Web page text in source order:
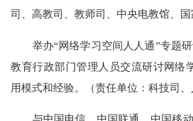
司、高教司、教师司、中央电教馆、国
举办“网络学习空间人人通”专题研
教育行政部门管理人员交流研讨网络
用模式和经验。（责任单位：科技司、
与中国电信、中国联通、中国移动